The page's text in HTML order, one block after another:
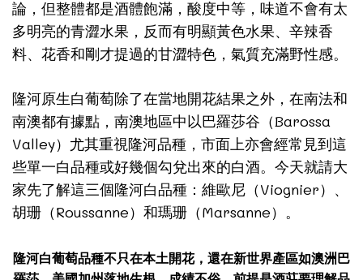
論，但整體都是酒體飽滿，酸度中等，味道不會有太
多明亮的青澀水果，反而有明顯黃色水果、辛辣香
料、花香和剛才提過的甘澀特色，氣質充滿野性感。
隆河原生白葡萄除了在當地開花結果之外，在南法和
南澳都有據點，南澳地區中以巴羅莎谷（Barossa
Valley）尤其重視隆河品種，市面上亦會經常見到這
些單一白品種或好幾個勾兌出來的白酒。今天就請大
家先了解這三個隆河白品種：維歐尼（ Viognier ）、
胡珊（ Roussanne ）和瑪珊（ Marsanne ）。
隆河白葡萄品種不只在本土開花，還在新世界產區如澳洲巴